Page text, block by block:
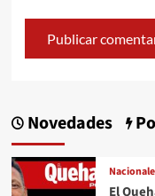
Novedades
El